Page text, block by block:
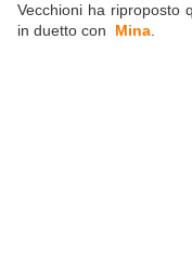
Vecchioni ha riproposto
in duetto con
Mina